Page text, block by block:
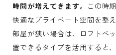
時間が増えてきます。 この時
快適なプライベート空間を整
部屋が狭い場合は、ロフトベ
置できるタイプを活用すると